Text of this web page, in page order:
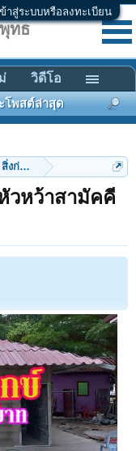
ข้าสู่ระบบหรือลงทะเบียน
ก่อสร้าง
วหว้าสามัคคี
ทธ
โพสต์ล่าสุด
วิดีโอ